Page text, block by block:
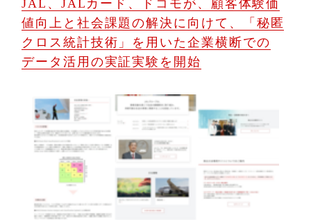
JAL、JALカード、ドコモが、顧客体験価
値向上と社会課題の解決に向けて、「秘匿
クロス統計技術」を用いた企業横断での
データ活用の実証実験を開始